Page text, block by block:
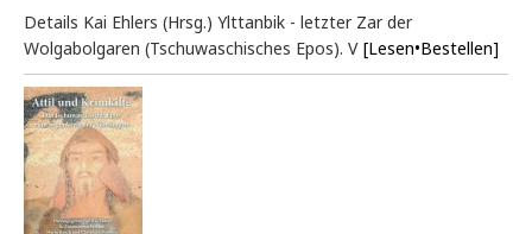
Details Kai Ehlers (Hrsg.) Ylttanbik - letzter Zar der
Wolgabolgaren (Tschuwaschisches Epos). V [Lesen•Bestellen]